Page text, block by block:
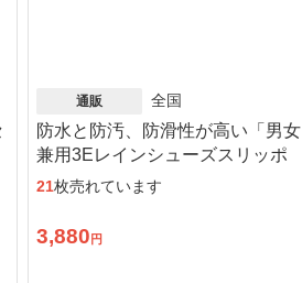
通販 全国
防水と防汚、防滑性が高い「男女
兼用3Eレインシューズスリッポ
ン」
21枚売れています
3,880 円